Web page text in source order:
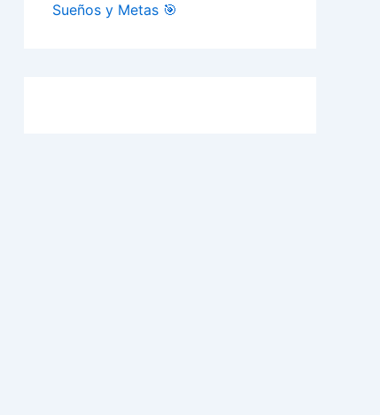
Sueños y Metas 🎯